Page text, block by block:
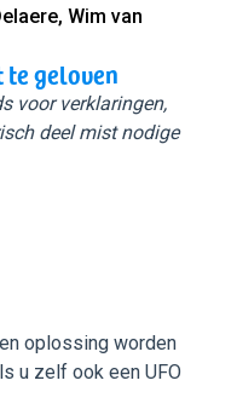
Wim van
te geloven
voor verklaringen,
deel mist nodige
oplossing worden
u zelf ook een UFO